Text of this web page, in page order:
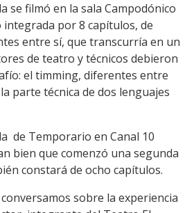
se filmó en la sala Campodónico
integrada por 8 capítulos, de
entre sí, que transcurría en un
de teatro y técnicos debieron
el timming, diferentes entre
parte técnica de dos lenguajes
de Temporario en Canal 10
bien que comenzó una segunda
constará de ocho capítulos.
sobre la experiencia